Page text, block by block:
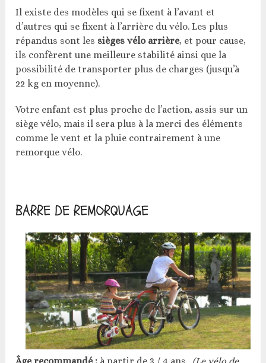
Il existe des modèles qui se fixent à l’avant et
d’autres qui se fixent à l’arrière du vélo. Les plus
répandus sont les sièges vélo arrière, et pour cause,
ils confèrent une meilleure stabilité ainsi que la
possibilité de transporter plus de charges (jusqu’à
22 kg en moyenne).
Votre enfant est plus proche de l’action, assis sur un
siège vélo, mais il sera plus à la merci des éléments
comme le vent et la pluie contrairement à une
remorque vélo.
BARRE DE REMORQUAGE